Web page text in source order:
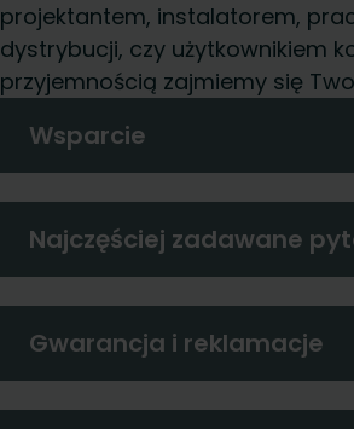
projektantem, instalatorem,
dystrybucji, czy użytkownikiem
przyjemnością zajmiemy się
Wsparcie
Najczęściej zadawane
Gwarancja i reklamacje